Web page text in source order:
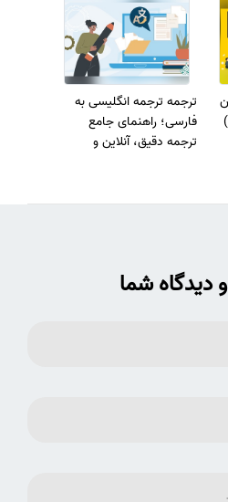
ترجمه ترجمه انگلیسی به
فارسی؛ راهنمای جامع
ترجمه دقیق، آنلاین و
شما